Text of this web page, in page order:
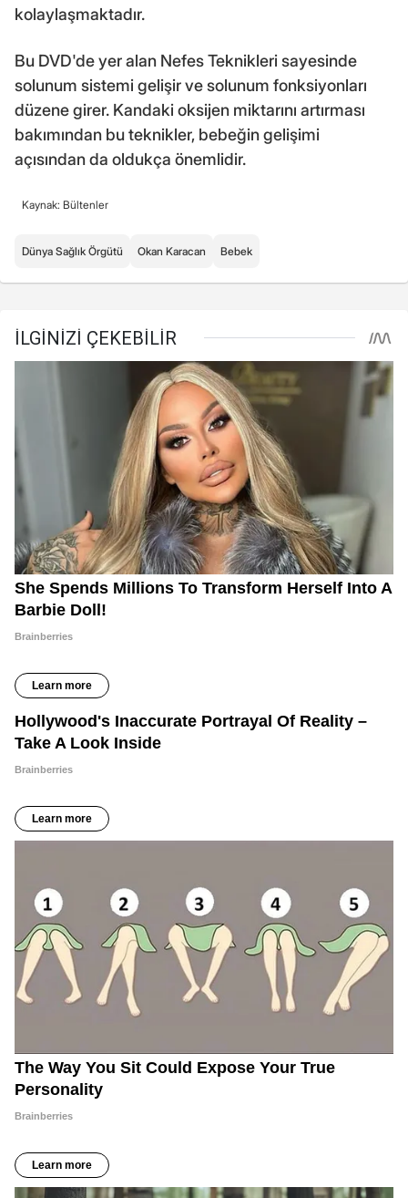
kolaylaşmaktadır.
Bu DVD'de yer alan Nefes Teknikleri sayesinde
solunum sistemi gelişir ve solunum fonksiyonları
düzene girer. Kandaki oksijen miktarını artırması
bakımından bu teknikler, bebeğin gelişimi
açısından da oldukça önemlidir.
Kaynak: Bültenler
Dünya Sağlık Örgütü Okan Karacan Bebek